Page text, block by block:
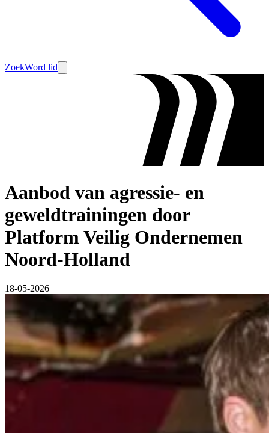
ZoekWord lid
Aanbod van agressie- en
geweldtrainingen door
Platform Veilig Ondernemen
Noord-Holland
18-05-2026